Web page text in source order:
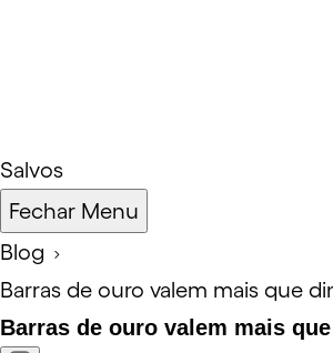
Salvos
Fechar Menu
Blog
Barras de ouro valem mais que
Barras de ouro valem mais